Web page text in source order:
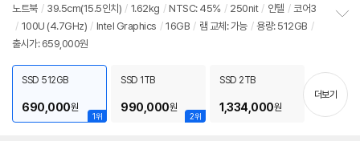
뷰
노트북 / 39.5cm(15.5인치) / 1.62kg / NTSC: 45% / 250nit / 인텔 / 코어3
/ 100U (4.7GHz) / Intel Graphics / 16GB / 램 교체: 가능 / 용량: 512GB /
출시가: 659,000원
기
1위
SSD 512GB
690,000원
2위
SSD 1TB
990,000원
SSD 2TB
1,334,000원
더보기